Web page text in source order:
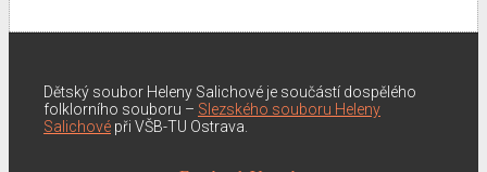
Dětský soubor Heleny Salichové je součástí dospělého
folklorního souboru – Slezského souboru Heleny
Salichové při VŠB-TU Ostrava.